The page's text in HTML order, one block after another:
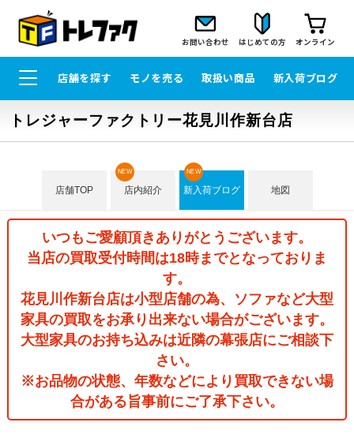
お問い合わせ はじめての方 オンライン
店舗を探す モノを売る 取扱い商品 新入荷ブログ
トレジャーファクトリー花見川作新台店
店舗TOP 店内紹介
NEW
新入荷ブログ
NEW
地図
いつもご愛顧頂きありがとうございます。
当店の買取受付時間は18時までとなっておりま
す。
花見川作新台店は小型店舗の為、ソファなど大型
家具の買取をお承り出来ない場合がございます。
大型家具のお持ち込みは近隣の幕張店にご相談下
さい。
※お品物の状態、年数などにより買取できない場
合がある旨事前にご了承下さい。